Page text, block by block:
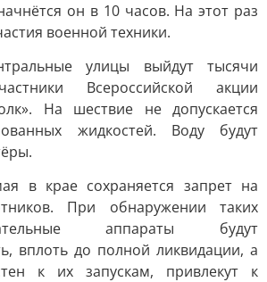
он в 10 часов. На этот раз
военной техники.
улицы выйдут тысячи
Всероссийской акции
На шествие не допускается
жидкостей. Воду будут
в крае сохраняется запрет на
При обнаружении таких
аппараты будут
вплоть до полной ликвидации, а
к их запускам, привлекут к